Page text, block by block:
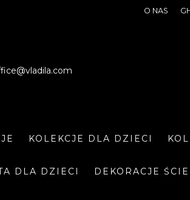
O NAS
KOLEKCJE DLA DZIECI
DLA DZIECI DEKORACJE